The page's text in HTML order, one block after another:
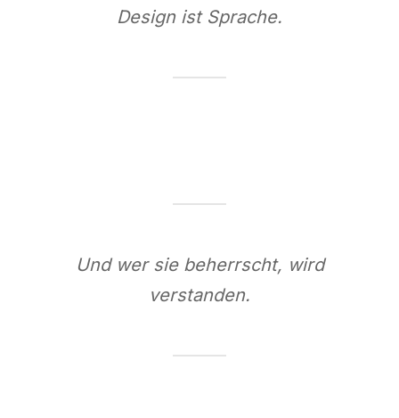
Design ist Sprache.
Und wer sie beherrscht, wird
verstanden.